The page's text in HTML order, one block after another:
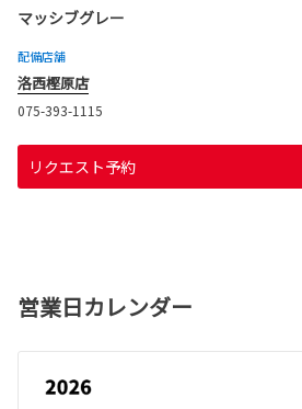
マッシブグレー
配備店舗
洛西樫原店
075-393-1115
リクエスト予約
営業日カレンダー